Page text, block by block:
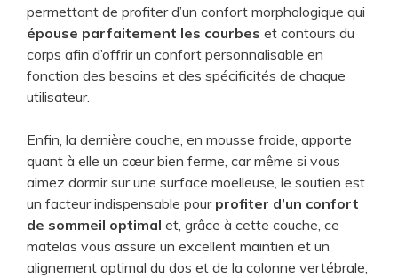
permettant de profiter d’un confort morphologique qui
épouse parfaitement les courbes et contours du
corps afin d’offrir un confort personnalisable en
fonction des besoins et des spécificités de chaque
utilisateur.
Enfin, la dernière couche, en mousse froide, apporte
quant à elle un cœur bien ferme, car même si vous
aimez dormir sur une surface moelleuse, le soutien est
un facteur indispensable pour profiter d’un confort
de sommeil optimal et, grâce à cette couche, ce
matelas vous assure un excellent maintien et un
alignement optimal du dos et de la colonne vertébrale,